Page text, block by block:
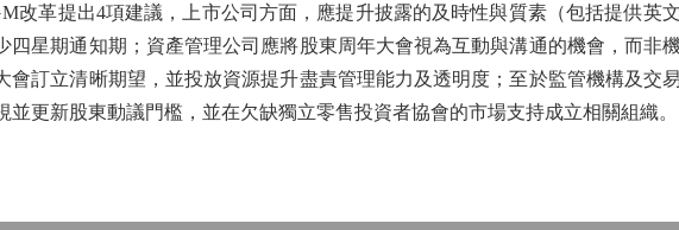
革提出4項建議，上市公司方面，應提升披露的及時性與質素（包括提供英
四星期通知期；資產管理公司應將股東周年大會視為互動與溝通的機會，而非
會訂立清晰期望，並投放資源提升盡責管理能力及透明度；至於監管機構及交
並更新股東動議門檻，並在欠缺獨立零售投資者協會的市場支持成立相關組織。